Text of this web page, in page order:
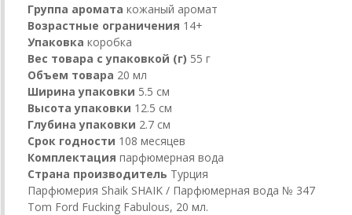
Группа аромата кожаный аромат
Возрастные ограничения 14+
Упаковка коробка
Вес товара с упаковкой (г) 55 г
Объем товара 20 мл
Ширина упаковки 5.5 см
Высота упаковки 12.5 см
Глубина упаковки 2.7 см
Срок годности 108 месяцев
Комплектация парфюмерная вода
Страна производитель Турция
Парфюмерия Shaik SHAIK / Парфюмерная вода № 347
Tom Ford Fucking Fabulous, 20 мл.